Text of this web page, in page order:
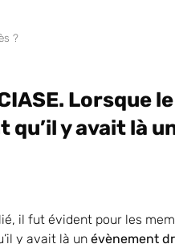
?
Lorsque
y avait là
il fut évident pour les
y avait là un évènement